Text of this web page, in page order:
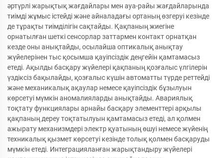
әртүрлі жарықтық жағдайлары мен ауа-райы жағдайларында
тиімді жұмыс істейді және айналадағы ортаның өзгеруі кезінде
де тұрақты тиімділігін сақтайды. Қақпаның жиегіне
орнатылған шеткі сенсорлар заттармен контакт орнатқан
кезде оны анықтайды, осылайша оптикалық анықтау
жүйелерінен тыс қосымша қауіпсіздік деңгейін қамтамасыз
етеді. Ақылды басқару жүйелері қақпаның қозғалыс үлгілерін
үздіксіз бақылайды, қозғалыс күшін автоматты түрде реттейді
және механикалық ақаулар немесе қауіпсіздік бұзылуын
көрсетуі мүмкін аномалияларды анықтайды. Авариялық
тоқтату функциялары арнайы басқару элементтері арқылы
қақпаның дереу тоқтатылуын қамтамасыз етеді, ал қолмен
ажырату механизмдері электр қуатының өшуі немесе жүйенің
техникалық қызмет көрсетуі кезінде толық қолмен басқаруды
мүмкін етеді. Интеграцияланған жарықтандыру жүйелері